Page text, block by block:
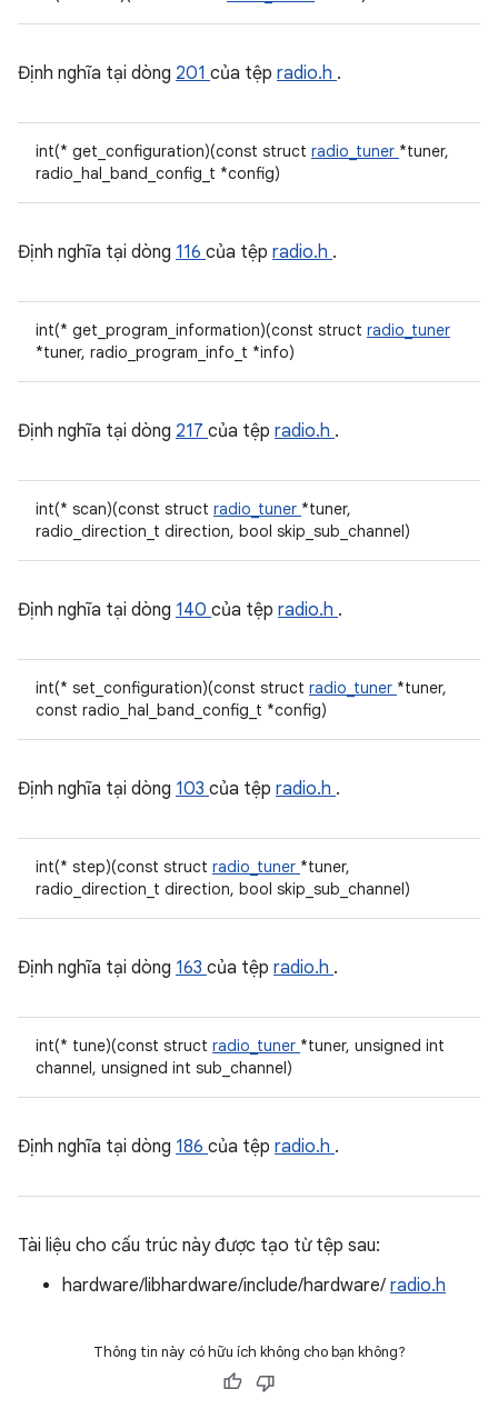
Định nghĩa tại dòng 201 của tệp radio.h .
int(* get_configuration)(const struct radio_tuner *tuner,
radio_hal_band_config_t *config)
Định nghĩa tại dòng 116 của tệp radio.h .
int(* get_program_information)(const struct radio_tuner
*tuner, radio_program_info_t *info)
Định nghĩa tại dòng 217 của tệp radio.h .
int(* scan)(const struct radio_tuner *tuner,
radio_direction_t direction, bool skip_sub_channel)
Định nghĩa tại dòng 140 của tệp radio.h .
int(* set_configuration)(const struct radio_tuner *tuner,
const radio_hal_band_config_t *config)
Định nghĩa tại dòng 103 của tệp radio.h .
int(* step)(const struct radio_tuner *tuner,
radio_direction_t direction, bool skip_sub_channel)
Định nghĩa tại dòng 163 của tệp radio.h .
int(* tune)(const struct radio_tuner *tuner, unsigned int
channel, unsigned int sub_channel)
Định nghĩa tại dòng 186 của tệp radio.h .
Tài liệu cho cấu trúc này được tạo từ tệp sau:
hardware/libhardware/include/hardware/ radio.h
Thông tin này có hữu ích không cho bạn không?